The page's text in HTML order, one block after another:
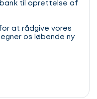
bank til oprettelse af
at rådgive vores
os løbende ny